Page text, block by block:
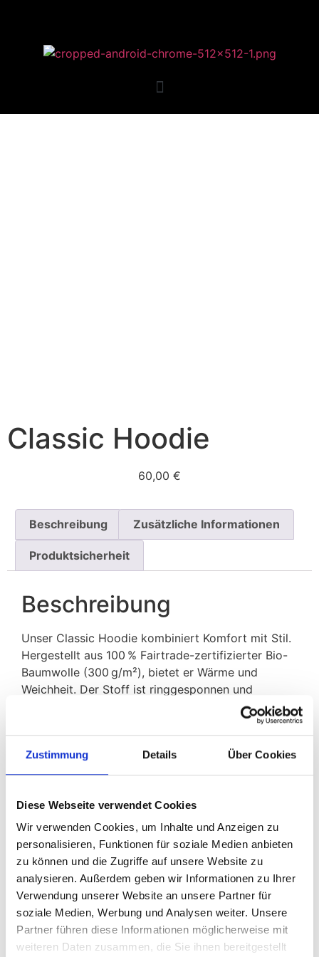
Zustimmung Details Über Cookies
Diese Webseite verwendet Cookies
Wir verwenden Cookies, um Inhalte und Anzeigen zu
personalisieren, Funktionen für soziale Medien anbieten
zu können und die Zugriffe auf unsere Website zu
analysieren. Außerdem geben wir Informationen zu Ihrer
Verwendung unserer Website an unsere Partner für
soziale Medien, Werbung und Analysen weiter. Unsere
Partner führen diese Informationen möglicherweise mit
weiteren Daten zusammen, die Sie ihnen bereitgestellt
Classic Hoodie
60,00 €
Beschreibung Zusätzliche Informationen
Produktsicherheit
Beschreibung
Unser Classic Hoodie kombiniert Komfort mit Stil.
Hergestellt aus 100 % Fairtrade-zertifizierter Bio-
Baumwolle (300 g/m²), bietet er Wärme und
Weichheit. Der Stoff ist ringgesponnen und
gekämmt, mit einer angerauten Innenseite für
zusätzlichen Komfort. Der Hoodie ist mit einem
hochwertigen „Crew Love“ Druck versehen.
Zusätzliche
Informationen
Gewicht 1 kg
Größe S, M, L, XL
Farbe Schwarz, Blau, Grün, Weiß